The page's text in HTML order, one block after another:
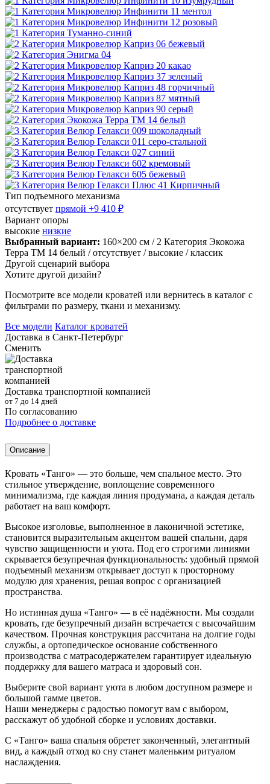
Тип подъемного механизма
отсутствует прямой +9 410 ₽
Вариант опоры
высокие низкие
Выбранный вариант: 160×200 см / 2 Категория Экокожа
Терра ТМ 14 белый / отсутствует / высокие / классик
Другой сценарий выбора
Хотите другой дизайн?
Посмотрите все модели кроватей или вернитесь в каталог с
фильтрами по размеру, ткани и механизму.
Все модели Каталог кроватей
Доставка в Санкт-Петербург
Сменить
Доставка транспортной компанией
от 7 до 14 дней
По согласованию
Подробнее о доставке
Описание
Кровать «Танго» — это больше, чем спальное место. Это
стильное утверждение, воплощение современного
минимализма, где каждая линия продумана, а каждая деталь
работает на ваш комфорт.
Высокое изголовье, выполненное в лаконичной эстетике,
становится выразительным акцентом вашей спальни, даря
чувство защищенности и уюта. Под его строгими линиями
скрывается безупречная функциональность: удобный прямой
подъемный механизм открывает доступ к просторному
модулю для хранения, решая вопрос с организацией
пространства.
Но истинная душа «Танго» — в её надёжности. Мы создали
кровать, где безупречный дизайн встречается с высочайшим
качеством. Прочная конструкция рассчитана на долгие годы
службы, а ортопедическое основание собственного
производства с матрасодержателем гарантирует идеальную
поддержку для вашего матраса и здоровый сон.
Выберите свой вариант уюта в любом доступном размере и
большой гамме цветов.
Наши менеджеры с радостью помогут вам с выбором,
расскажут об удобной сборке и условиях доставки.
С «Танго» ваша спальня обретет законченный, элегантный
вид, а каждый отход ко сну станет маленьким ритуалом
наслаждения.